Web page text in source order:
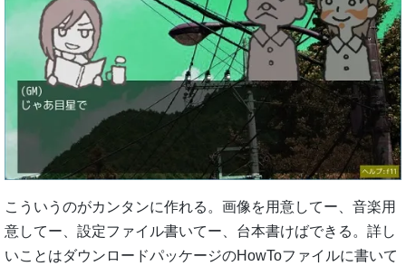
こういうのがカンタンに作れる。画像を用意してー、音楽用
意してー、設定ファイル書いてー、台本書けばできる。詳し
いことはダウンロードパッケージのHowToファイルに書いて